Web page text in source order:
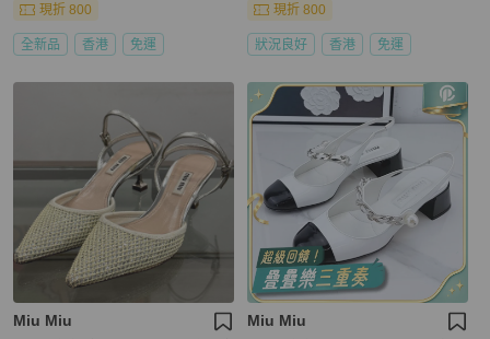
現折 800
全新品 香港 免運
現折 800
狀況良好 香港 免運
Miu Miu Miu Miu